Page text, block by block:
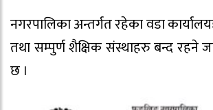
नगरपालिका अन्तर्गत रहेका वडा
तथा सम्पुर्ण शैक्षिक संस्थाहरु बन्द रहने
छ ।